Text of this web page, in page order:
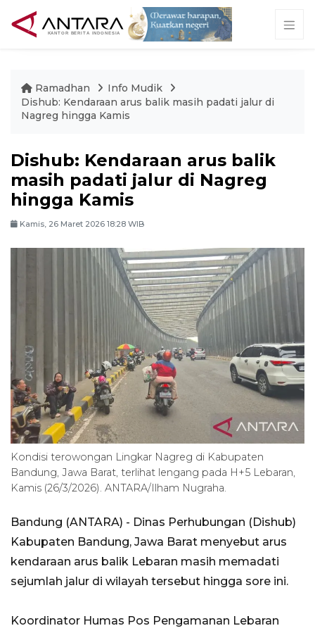
Ramadhan
Info Mudik
Dishub: Kendaraan arus balik masih padati jalur di
Nagreg hingga Kamis
Dishub: Kendaraan arus balik
masih padati jalur di Nagreg
hingga Kamis
Kamis, 26 Maret 2026 18:28 WIB
Kondisi terowongan Lingkar Nagreg di Kabupaten
Bandung, Jawa Barat, terlihat lengang pada H+5 Lebaran,
Kamis (26/3/2026). ANTARA/Ilham Nugraha.
Bandung (ANTARA) - Dinas Perhubungan (Dishub)
Kabupaten Bandung, Jawa Barat menyebut arus
kendaraan arus balik Lebaran masih memadati
sejumlah jalur di wilayah tersebut hingga sore ini.
Koordinator Humas Pos Pengamanan Lebaran